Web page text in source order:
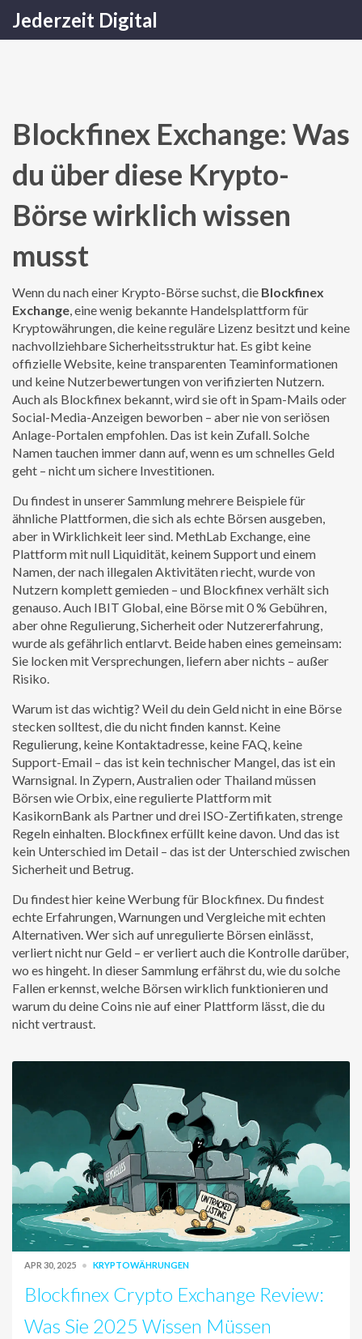
Jederzeit Digital
Blockfinex Exchange: Was
du über diese Krypto-
Börse wirklich wissen
musst
Wenn du nach einer Krypto-Börse suchst, die Blockfinex
Exchange,eine wenig bekannte Handelsplattform für
Kryptowährungen, die keine reguläre Lizenz besitzt und keine
nachvollziehbare Sicherheitsstruktur hat. Es gibt keine
offizielle Website, keine transparenten Teaminformationen
und keine Nutzerbewertungen von verifizierten Nutzern.
Auch als Blockfinex bekannt, wird sie oft in Spam-Mails oder
Social-Media-Anzeigen beworben – aber nie von seriösen
Anlage-Portalen empfohlen. Das ist kein Zufall. Solche
Namen tauchen immer dann auf, wenn es um schnelles Geld
geht – nicht um sichere Investitionen.
Du findest in unserer Sammlung mehrere Beispiele für
ähnliche Plattformen, die sich als echte Börsen ausgeben,
aber in Wirklichkeit leer sind. MethLab Exchange,eine
Plattform mit null Liquidität, keinem Support und einem
Namen, der nach illegalen Aktivitäten riecht, wurde von
Nutzern komplett gemieden – und Blockfinex verhält sich
genauso. Auch IBIT Global,eine Börse mit 0 % Gebühren,
aber ohne Regulierung, Sicherheit oder Nutzererfahrung,
wurde als gefährlich entlarvt. Beide haben eines gemeinsam:
Sie locken mit Versprechungen, liefern aber nichts – außer
Risiko.
Warum ist das wichtig? Weil du dein Geld nicht in eine Börse
stecken solltest, die du nicht finden kannst. Keine
Regulierung, keine Kontaktadresse, keine FAQ, keine
Support-Email – das ist kein technischer Mangel, das ist ein
Warnsignal. In Zypern, Australien oder Thailand müssen
Börsen wieOrbix,eine regulierte Plattform mit
KasikornBank als Partner und drei ISO-Zertifikaten, strenge
Regeln einhalten. Blockfinex erfüllt keine davon. Und das ist
kein Unterschied im Detail – das ist der Unterschied zwischen
Sicherheit und Betrug.
Du findest hier keine Werbung für Blockfinex. Du findest
echte Erfahrungen, Warnungen und Vergleiche mit echten
Alternativen. Wer sich auf unregulierte Börsen einlässt,
verliert nicht nur Geld – er verliert auch die Kontrolle darüber,
wo es hingeht. In dieser Sammlung erfährst du, wie du solche
Fallen erkennst, welche Börsen wirklich funktionieren und
warum du deine Coins nie auf einer Plattform lässt, die du
nicht vertraust.
APR 30, 2025 KRYPTOWÄHRUNGEN
Blockfinex Crypto Exchange Review:
Was Sie 2025 Wissen Müssen